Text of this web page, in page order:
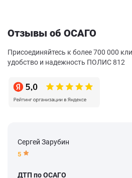
Отзывы об ОСАГО
Присоединяйтесь к более 700 000
удобство и надежность ПОЛИС 812
Сергей Зарубин
5
ДТП по ОСАГО